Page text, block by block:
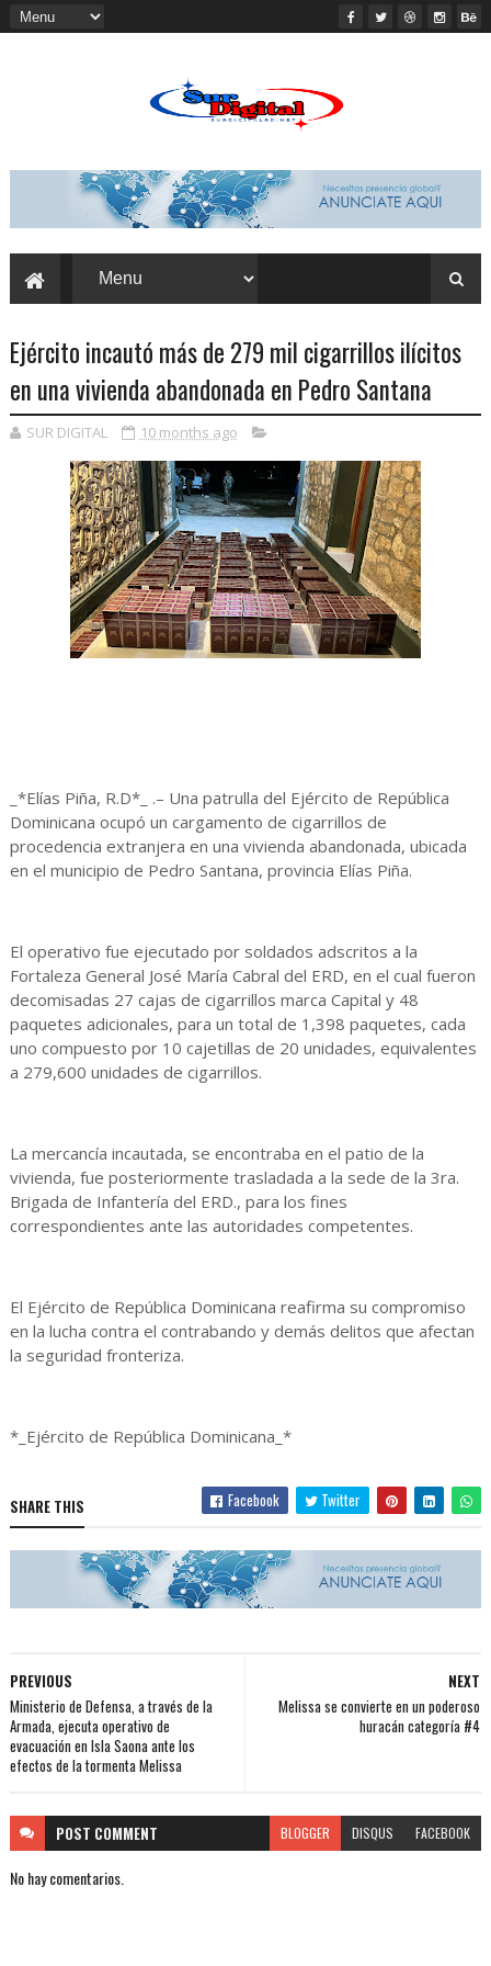
Ejército incautó más de 279 mil cigarrillos ilícitos
en una vivienda abandonada en Pedro Santana
SUR DIGITAL 10 months ago
_*Elías Piña, R.D*_ .– Una patrulla del Ejército de República
Dominicana ocupó un cargamento de cigarrillos de
procedencia extranjera en una vivienda abandonada, ubicada
en el municipio de Pedro Santana, provincia Elías Piña.
El operativo fue ejecutado por soldados adscritos a la
Fortaleza General José María Cabral del ERD, en el cual fueron
decomisadas 27 cajas de cigarrillos marca Capital y 48
paquetes adicionales, para un total de 1,398 paquetes, cada
uno compuesto por 10 cajetillas de 20 unidades, equivalentes
a 279,600 unidades de cigarrillos.
La mercancía incautada, se encontraba en el patio de la
vivienda, fue posteriormente trasladada a la sede de la 3ra.
Brigada de Infantería del ERD., para los fines
correspondientes ante las autoridades competentes.
El Ejército de República Dominicana reafirma su compromiso
en la lucha contra el contrabando y demás delitos que afectan
la seguridad fronteriza.
*_Ejército de República Dominicana_*
SHARE THIS Facebook Twitter
NEXT
Melissa se convierte en un poderoso
huracán categoría #4
PREVIOUS
Ministerio de Defensa, a través de la
Armada, ejecuta operativo de
evacuación en Isla Saona ante los
efectos de la tormenta Melissa
POST COMMENT BLOGGER DISQUS FACEBOOK
No hay comentarios.